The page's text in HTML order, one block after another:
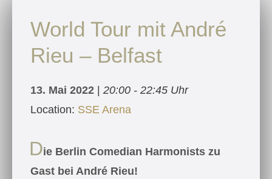
World Tour mit André
Rieu – Belfast
13. Mai 2022
20:00 - 22:45 Uhr
Location: SSE Arena
Die Berlin Comedian Harmonists zu
Gast bei André Rieu!